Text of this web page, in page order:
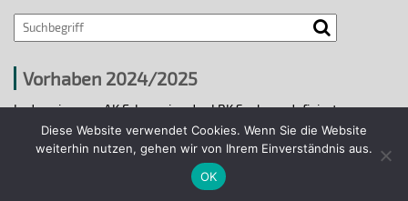
Search
Vorhaben 2024/2025
In den vier vom AK E-Learning der LRK Sachsen definierten
strategischen Handlungsfeldern 2024/25 wurden bis 31.12.2025
ausgewählte E-Learning-Hochschulvorhaben durchgeführt.
Diese Website verwendet Cookies. Wenn Sie die Website
weiterhin nutzen, gehen wir von Ihrem Einverständnis aus.
OK